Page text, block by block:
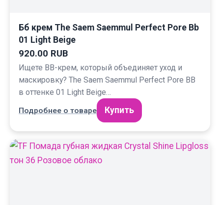
Бб крем The Saem Saemmul Perfect Pore Bb
01 Light Beige
920.00 RUB
Ищете BB-крем, который объединяет уход и
маскировку? The Saem Saemmul Perfect Pore BB
в оттенке 01 Light Beige…
Подробнее о товаре Купить